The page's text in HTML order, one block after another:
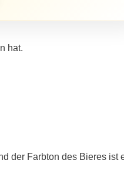
hat.
der Farbton des Bieres ist